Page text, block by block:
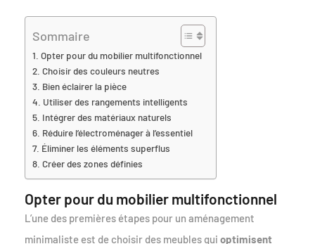
Sommaire
Opter pour du mobilier multifonctionnel
Choisir des couleurs neutres
Bien éclairer la pièce
Utiliser des rangements intelligents
Intégrer des matériaux naturels
Réduire l’électroménager à l’essentiel
Éliminer les éléments superflus
Créer des zones définies
Opter pour du mobilier multifonctionnel
L’une des premières étapes pour un aménagement
minimaliste est de choisir des meubles qui optimisent